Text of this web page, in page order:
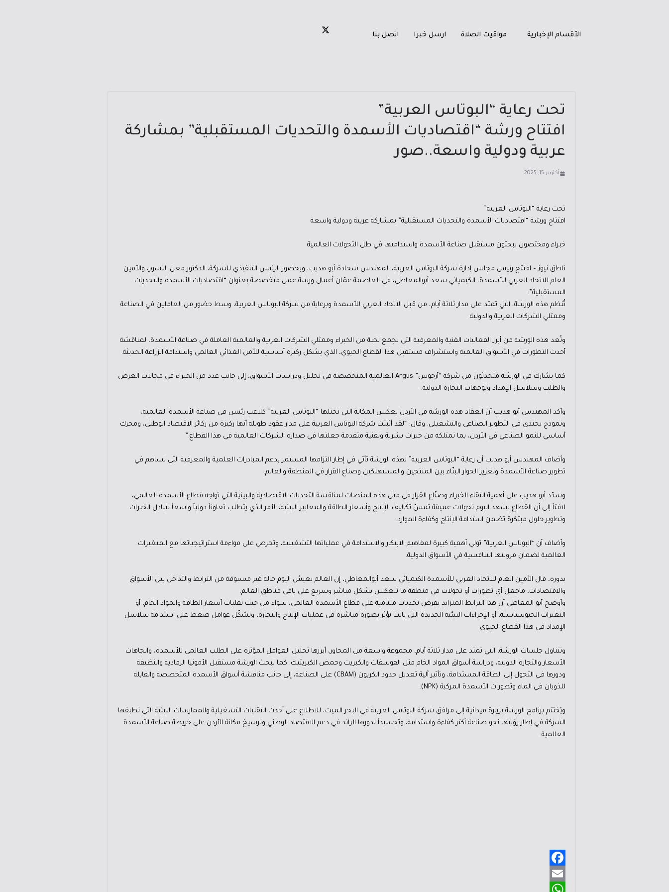
الأقسام الإخبارية مواقيت الصلاة ارسل خبرا اتصل بنا
تحت رعاية “البوتاس العربية”
افتتاح ورشة “اقتصاديات الأسمدة والتحديات المستقبلية” بمشاركة
عربية ودولية واسعة..صور
أكتوبر 15, 2025
تحت رعاية “البوتاس العربية”
افتتاح ورشة “اقتصاديات الأسمدة والتحديات المستقبلية” بمشاركة عربية ودولية واسعة
خبراء ومختصون يبحثون مستقبل صناعة الأسمدة واستدامتها في ظل التحولات العالمية
ناطق نيوز – افتتح رئيس مجلس إدارة شركة البوتاس العربية، المهندس شحادة أبو هديب، وبحضور الرئيس التنفيذي للشركة، الدكتور معن النسور، والأمين
العام للاتحاد العربي للأسمدة، الكيميائي سعد أبوالمعاطي، في العاصمة عمّان أعمال ورشة عمل متخصصة بعنوان “اقتصاديات الأسمدة والتحديات
المستقبلية”.
تُنظم هذه الورشة، التي تمتد على مدار ثلاثة أيام، من قبل الاتحاد العربي للأسمدة وبرعاية من شركة البوتاس العربية، وسط حضور من العاملين في الصناعة
وممثلي الشركات العربية والدولية.
وتُعد هذه الورشة من أبرز الفعاليات الفنية والمعرفية التي تجمع نخبة من الخبراء وممثلي الشركات العربية والعالمية العاملة في صناعة الأسمدة، لمناقشة
أحدث التطورات في الأسواق العالمية واستشراف مستقبل هذا القطاع الحيوي، الذي يشكل ركيزة أساسية للأمن الغذائي العالمي واستدامة الزراعة الحديثة.
كما يشارك في الورشة متحدثون من شركة “أرجوس” Argus العالمية المتخصصة في تحليل ودراسات الأسواق، إلى جانب عدد من الخبراء في مجالات العرض
والطلب وسلاسل الإمداد وتوجهات التجارة الدولية.
وأكد المهندس أبو هديب أن انعقاد هذه الورشة في الأردن يعكس المكانة التي تحتلها “البوتاس العربية” كلاعب رئيس في صناعة الأسمدة العالمية،
ونموذج يحتذى في التطوير الصناعي والتشغيلي. وقال: “لقد أثبتت شركة البوتاس العربية على مدار عقود طويلة أنها ركيزة من ركائز الاقتصاد الوطني، ومحرك
أساسي للنمو الصناعي في الأردن، بما تمتلكه من خبرات بشرية وتقنية متقدمة جعلتها في صدارة الشركات العالمية في هذا القطاع.”
وأضاف المهندس أبو هديب أن رعاية “البوتاس العربية” لهذه الورشة تأتي في إطار التزامها المستمر بدعم المبادرات العلمية والمعرفية التي تساهم في
تطوير صناعة الأسمدة وتعزيز الحوار البنّاء بين المنتجين والمستهلكين وصناع القرار في المنطقة والعالم.
وشدّد أبو هديب على أهمية التقاء الخبراء وصنّاع القرار في مثل هذه المنصات لمناقشة التحديات الاقتصادية والبيئية التي تواجه قطاع الأسمدة العالمي،
لافتاً إلى أن القطاع يشهد اليوم تحولات عميقة تمسّ تكاليف الإنتاج وأسعار الطاقة والمعايير البيئية، الأمر الذي يتطلب تعاوناً دولياً واسعاً لتبادل الخبرات
وتطوير حلول مبتكرة تضمن استدامة الإنتاج وكفاءة الموارد.
وأضاف أن “البوتاس العربية” تولي أهمية كبيرة لمفاهيم الابتكار والاستدامة في عملياتها التشغيلية، وتحرص على مواءمة استراتيجياتها مع المتغيرات
العالمية لضمان مرونتها التنافسية في الأسواق الدولية.
بدوره، قال الأمين العام للاتحاد العربي للأسمدة الكيميائي سعد أبوالمعاطي، إن العالم يعيش اليوم حالة غير مسبوقة من الترابط والتداخل بين الأسواق
والاقتصادات، ماجعل أي تطورات أو تحولات في منطقة ما تنعكس بشكل مباشر وسريع على باقي مناطق العالم.
وأوضح أبو المعاطي أن هذا الترابط المتزايد يفرض تحديات متنامية على قطاع الأسمدة العالمي، سواء من حيث تقلبات أسعار الطاقة والمواد الخام، أو
التغيرات الجيوسياسية، أو الإجراءات البيئية الجديدة التي باتت تؤثر بصورة مباشرة في عمليات الإنتاج والتجارة، وتشكّل عوامل ضغط على استدامة سلاسل
الإمداد في هذا القطاع الحيوي.
وتتناول جلسات الورشة، التي تمتد على مدار ثلاثة أيام، مجموعة واسعة من المحاور، أبرزها تحليل العوامل المؤثرة على الطلب العالمي للأسمدة، واتجاهات
الأسعار والتجارة الدولية، ودراسة أسواق المواد الخام مثل الفوسفات والكبريت وحمض الكبريتيك. كما تبحث الورشة مستقبل الأمونيا الرمادية والنظيفة
ودورها في التحول إلى الطاقة المستدامة، وتأثير آلية تعديل حدود الكربون (CBAM) على الصناعة، إلى جانب مناقشة أسواق الأسمدة المتخصصة والقابلة
للذوبان في الماء وتطورات الأسمدة المركبة (NPK).
ويُختتم برنامج الورشة بزيارة ميدانية إلى مرافق شركة البوتاس العربية في البحر الميت، للاطلاع على أحدث التقنيات التشغيلية والممارسات البيئية التي تطبقها
الشركة في إطار رؤيتها نحو صناعة أكثر كفاءة واستدامة، وتجسيداً لدورها الرائد في دعم الاقتصاد الوطني وترسيخ مكانة الأردن على خريطة صناعة الأسمدة
العالمية.
F
aE